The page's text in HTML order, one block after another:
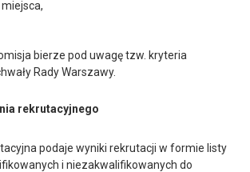
miejsca,
bierze pod uwagę tzw. kryteria
Rady Warszawy.
rekrutacyjnego
podaje wyniki rekrutacji w formie listy
i niezakwalifikowanych do